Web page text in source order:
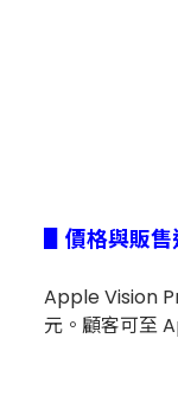
▋價格與販
Apple Vision
元。顧客可至